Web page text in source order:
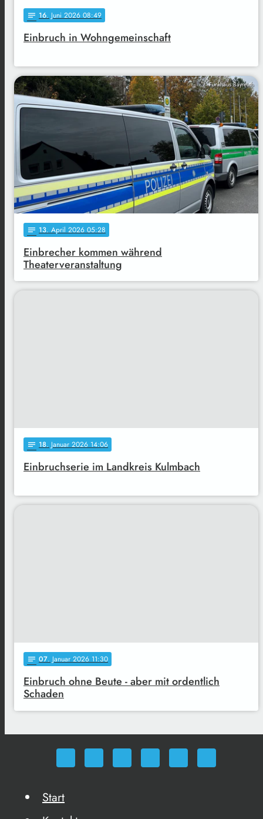
notes 16. Juni 2026 08:49
Einbruch in Wohngemeinschaft
Funkhaus Bayreuth
notes 13. April 2026 05:28
Einbrecher kommen während
Theaterveranstaltung
notes 18. Januar 2026 14:06
Einbruchserie im Landkreis Kulmbach
notes 07. Januar 2026 11:30
Einbruch ohne Beute - aber mit ordentlich
Schaden
Start